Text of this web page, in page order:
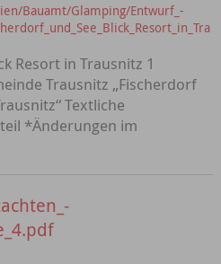
Bauamt/Glamping/Entwurf_-
Resort in Trausnitz 1
Trausnitz „Fischerdorf
Textliche
*Änderungen im